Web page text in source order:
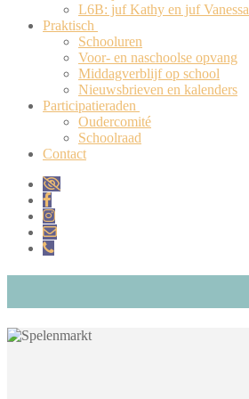
L6B: juf Kathy en juf Vanessa
Praktisch
Schooluren
Voor- en naschoolse opvang
Middagverblijf op school
Nieuwsbrieven en kalenders
Participatieraden
Oudercomité
Schoolraad
Contact